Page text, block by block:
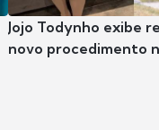
Jojo Todynho exibe
novo procedimento